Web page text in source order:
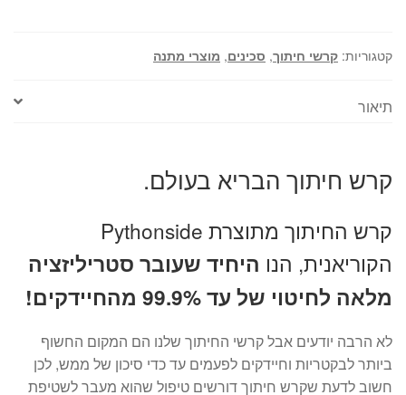
קטגוריות: קרשי חיתוך, סכינים, מוצרי מתנה
תיאור
קרש חיתוך הבריא בעולם.
קרש החיתוך מתוצרת Pythonside
הקוריאנית, הנו היחיד שעובר סטריליזציה
מלאה לחיטוי של עד 99.9% מהחיידקים!
לא הרבה יודעים אבל קרשי החיתוך שלנו הם המקום החשוף
ביותר לבקטריות וחיידקים לפעמים עד כדי סיכון של ממש, לכן
חשוב לדעת שקרש חיתוך דורשים טיפול שהוא מעבר לשטיפת